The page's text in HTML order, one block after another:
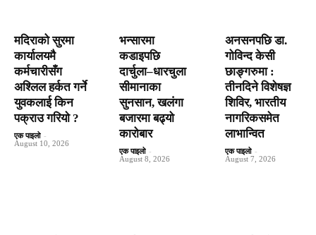
मदिराको सुरमा
कार्यालयमै
कर्मचारीसँग
अश्लिल हर्कत गर्ने
युवकलाई किन
पक्राउ गरियाे ?
एक पाइलो -
August 10, 2026
भन्सारमा
कडाइपछि
दार्चुला–धारचुला
सीमानाका
सुनसान, खलंगा
बजारमा बढ्यो
कारोबार
एक पाइलो -
August 8, 2026
अनसनपछि डा.
गोविन्द केसी
छाङ्गरुमा :
तीनदिने विशेषज्ञ
शिविर, भारतीय
नागरिकसमेत
लाभान्वित
एक पाइलो -
August 7, 2026